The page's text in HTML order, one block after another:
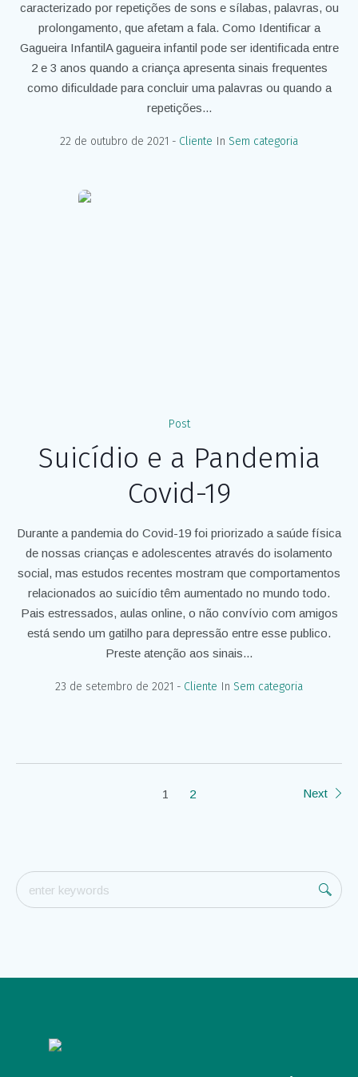
caracterizado por repetições de sons e sílabas, palavras, ou
prolongamento, que afetam a fala. Como Identificar a
Gagueira InfantilA gagueira infantil pode ser identificada entre
2 e 3 anos quando a criança apresenta sinais frequentes
como dificuldade para concluir uma palavras ou quando a
repetições...
22 de outubro de 2021 Cliente In Sem categoria
Post
Suicídio e a Pandemia
Covid-19
Durante a pandemia do Covid-19 foi priorizado a saúde física
de nossas crianças e adolescentes através do isolamento
social, mas estudos recentes mostram que comportamentos
relacionados ao suicídio têm aumentado no mundo todo.
Pais estressados, aulas online, o não convívio com amigos
está sendo um gatilho para depressão entre esse publico.
Preste atenção aos sinais...
23 de setembro de 2021 Cliente In Sem categoria
1 2 Next